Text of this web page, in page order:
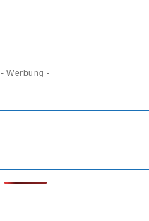
- Werbung -